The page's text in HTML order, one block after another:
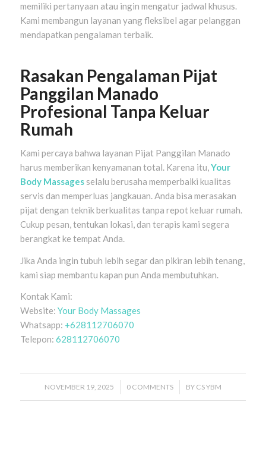
memiliki pertanyaan atau ingin mengatur jadwal khusus.
Kami membangun layanan yang fleksibel agar pelanggan
mendapatkan pengalaman terbaik.
Rasakan Pengalaman Pijat
Panggilan Manado
Profesional Tanpa Keluar
Rumah
Kami percaya bahwa layanan Pijat Panggilan Manado
harus memberikan kenyamanan total. Karena itu,Your
Body Massages selalu berusaha memperbaiki kualitas
servis dan memperluas jangkauan. Anda bisa merasakan
pijat dengan teknik berkualitas tanpa repot keluar rumah.
Cukup pesan, tentukan lokasi, dan terapis kami segera
berangkat ke tempat Anda.
Jika Anda ingin tubuh lebih segar dan pikiran lebih tenang,
kami siap membantu kapan pun Anda membutuhkan.
Kontak Kami:
Website: Your Body Massages
Whatsapp: +628112706070
Telepon: 628112706070
NOVEMBER 19, 2025
/ 0 COMMENTS
/ BY CS YBM